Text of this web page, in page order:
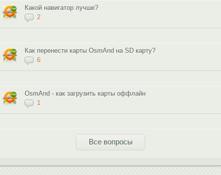
Какой навигатор лучше?
2
Как перенести карты OsmAnd на SD карту?
6
OsmAnd - как загрузить карты оффлайн
1
Все вопросы